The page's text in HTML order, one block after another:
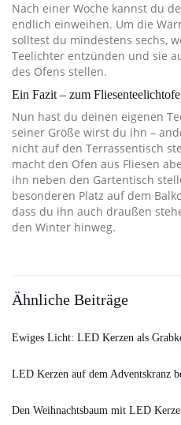
Nach einer Woche kannst du
endlich einweihen. Um die
solltest du mindestens sechs,
Teelichter entzünden und sie
des Ofens stellen.
Ein Fazit – zum
Nun hast du deinen eigenen
seiner Größe wirst du ihn –
nicht auf den Terrassentisch
macht den Ofen aus Fliesen
ihn neben den Gartentisch
besonderen Platz auf dem
dass du ihn auch draußen
den Winter hinweg.
Ähnliche Beiträge
Ewiges Licht: LED Kerzen als
LED Kerzen auf dem Adventskranz
Den Weihnachtsbaum mit LED